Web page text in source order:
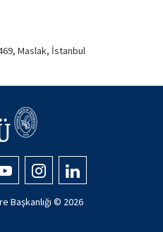
Maslak, İstanbul
Başkanlığı © 2026